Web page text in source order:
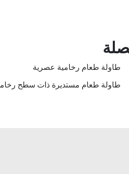
طاولة طعام رخامية عصرية
طاولة طعام مستديرة ذات سطح